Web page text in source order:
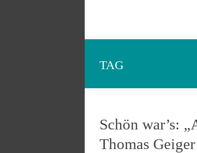
TAG
Schön war’s:
Thomas